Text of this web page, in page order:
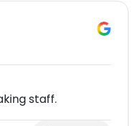
staff.